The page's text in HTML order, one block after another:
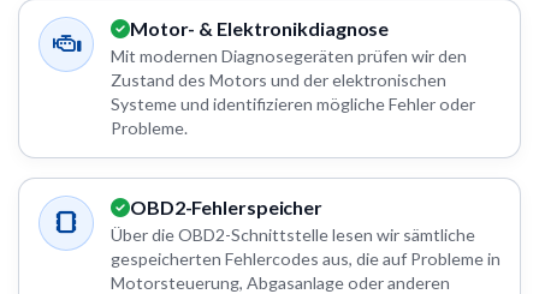
Motor- & Elektronikdiagnose
Mit modernen Diagnosegeräten prüfen wir den
Zustand des Motors und der elektronischen
Systeme und identifizieren mögliche Fehler oder
Probleme.
OBD2-Fehlerspeicher
Über die OBD2-Schnittstelle lesen wir sämtliche
gespeicherten Fehlercodes aus, die auf Probleme in
Motorsteuerung, Abgasanlage oder anderen